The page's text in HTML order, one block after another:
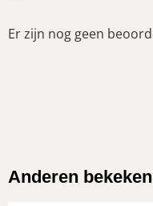
Er zijn nog geen
Anderen